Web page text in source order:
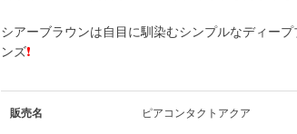
シアーブラウンは自目に馴染むシンプルなディー
ンズ❗
販売名 ピアコンタクトアクア